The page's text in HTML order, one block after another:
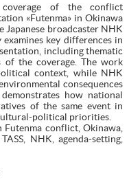
of the conflict
«Futenma» in Okinawa
Japanese broadcaster NHK
key differences in
including thematic
the coverage. The work
context, while NHK
consequences
how national
of the same event in
political priorities.
conflict, Okinawa,
NHK, agenda-setting,